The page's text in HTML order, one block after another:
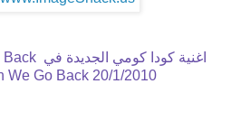
في 20/1/2010 Can We Go Back اغنية كودا كومي الجديدة في
We Go Back 20/1/2010